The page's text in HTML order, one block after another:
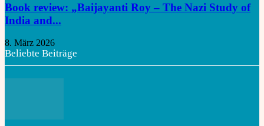
Book review: „Baijayanti Roy – The Nazi Study of
India and...
8. März 2026
Beliebte Beiträge